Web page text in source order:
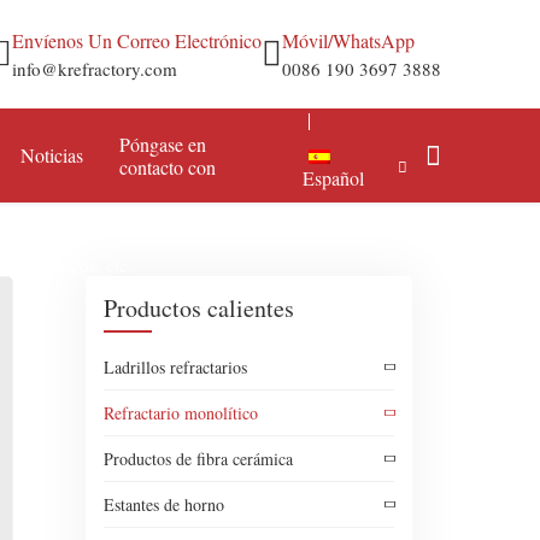
Envíenos Un Correo Electrónico
info@krefractory.com
Móvil/WhatsApp
0086 190 3697 3888
Acero y hierro
Aluminio y metales no ferrosos
Cemento y cal
Electricidad y caldera
Petroquímica
Mortero refractario
Materias primas refractarias
Alúmina en polvo
Noticias
Póngase en
contacto con
Español
Productos calientes
Ladrillos refractarios
Refractario monolítico
Productos de fibra cerámica
Estantes de horno